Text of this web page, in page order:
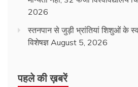
2026
स्तनपान से जुड़ी भ्रांतियां शिशुओं के
विशेषज्ञ August 5, 2026
पहले की ख़बरें